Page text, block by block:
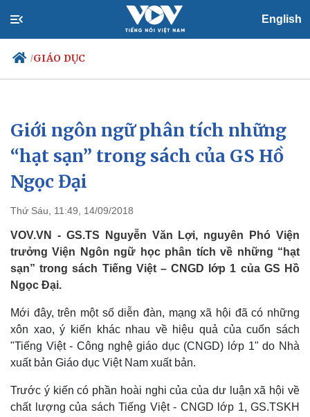
English
/GIÁO DỤC
Chính trị
Đảng
Tổ chức nhân sự
Quốc hội
Nhận diện sự thật
Xã hội
Tin 24h
Dự báo thời tiết
Giới ngôn ngữ phân tích những
“hạt sạn” trong sách của GS Hồ
Ngọc Đại
Thứ Sáu, 11:49, 14/09/2018
VOV.VN - GS.TS Nguyễn Văn Lợi, nguyên Phó Viện
trưởng Viện Ngôn ngữ học phân tích về những “hạt
sạn” trong sách Tiếng Việt – CNGD lớp 1 của GS Hồ
Ngọc Đại.
Mới đây, trên một số diễn đàn, mạng xã hội đã có những
xôn xao, ý kiến khác nhau về hiệu quả của cuốn sách
"Tiếng Việt - Công nghệ giáo dục (CNGD) lớp 1" do Nhà
xuất bản Giáo dục Việt Nam xuất bản.
Trước ý kiến có phần hoài nghi của của dư luận xã hội về
chất lượng của sách Tiếng Việt - CNGD lớp 1, GS.TSKH